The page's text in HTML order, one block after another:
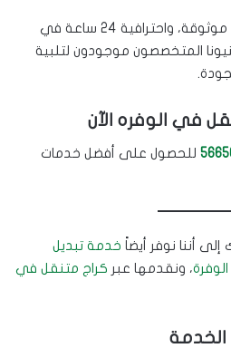
لأننا نضمن لك خدمة سريعة، موثوقة، واحترافية 24 ساعة في
فنيونا المتخصصون موجودون لتلبية
في الوفره الآن
للحصول على أفضل خدمات
أننا نوفر أيضاً خدمة تبديل
، ونقدمها عبر كراج متنقل في
الخدمة